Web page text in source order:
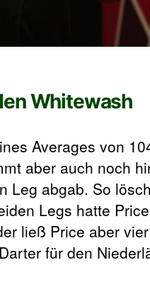
Whitewash
Averages von
aber auch noch
abgab. So
Legs hatte
ließ Price aber
für den